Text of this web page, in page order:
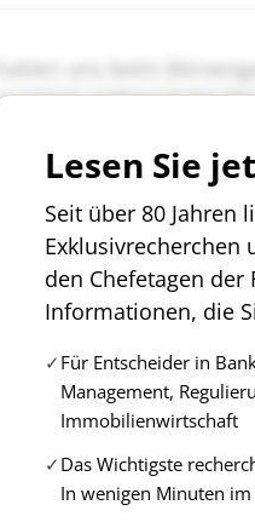
Lesen Sie
Seit über 80 Jahren
Exklusivrecherchen
den Chefetagen der
Informationen, die
Für Entscheider in
Management,
Immobilienwirtschaft
Das Wichtigste
In wenigen Minuten